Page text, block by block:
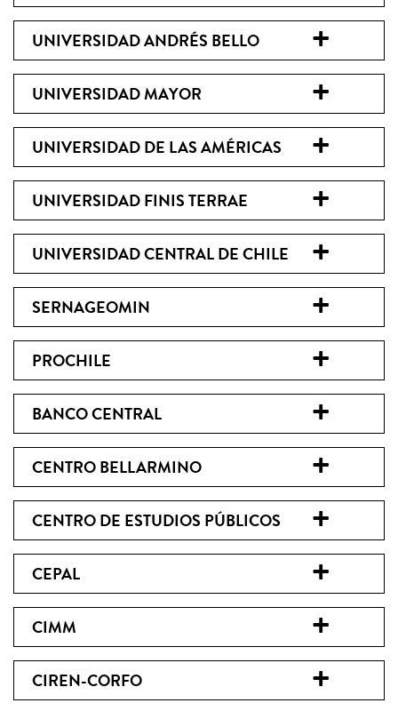
UNIVERSIDAD ANDRÉS BELLO
UNIVERSIDAD MAYOR
UNIVERSIDAD DE LAS AMÉRICAS
UNIVERSIDAD FINIS TERRAE
UNIVERSIDAD CENTRAL DE CHILE
SERNAGEOMIN
PROCHILE
BANCO CENTRAL
CENTRO BELLARMINO
CENTRO DE ESTUDIOS PÚBLICOS
CEPAL
CIMM
CIREN-CORFO